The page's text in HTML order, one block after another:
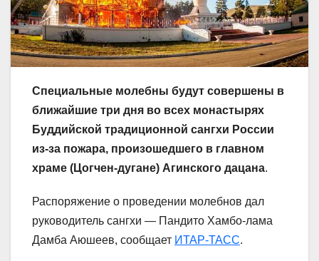
Специальные молебны будут совершены в
ближайшие три дня во всех монастырях
Буддийской традиционной сангхи России
из-за пожара, произошедшего в главном
храме (Цогчен-дугане) Агинского дацана.
Распоряжение о проведении молебнов дал
руководитель сангхи — Пандито Хамбо-лама
Дамба Аюшеев, сообщает ИТАР-ТАСС.